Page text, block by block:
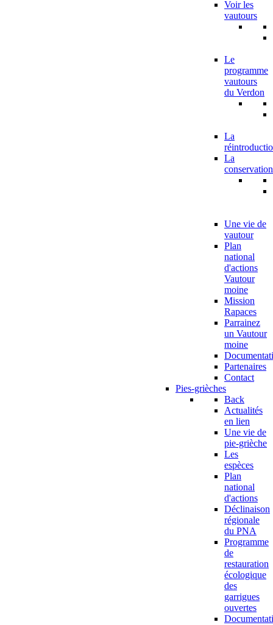
Voir les
vautours
Le
programme
vautours
du Verdon
La
La
conservation
Une vie de
vautour
Plan
national
d'actions
Vautour
moine
Mission
Rapaces
Parrainez
un Vautour
moine
Partenaires
Contact
Pies-grièches
Back
Actualités
en lien
Une vie de
pie-grièche
Les
espèces
Plan
national
d'actions
Déclinaison
régionale
du PNA
Programme
de
restauration
écologique
des
garrigues
ouvertes